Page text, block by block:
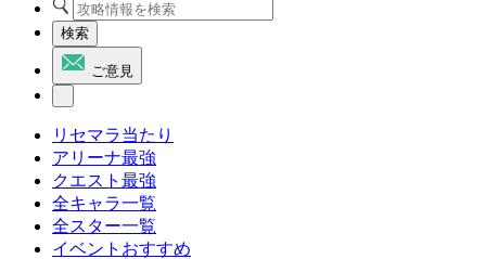
検索
ご意見
リセマラ当たり
アリーナ最強
クエスト最強
全キャラ一覧
全スター一覧
イベントおすすめ